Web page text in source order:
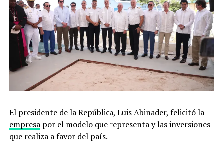
El presidente de la República, Luis Abinader, felicitó la
empresapor el modelo que representa y las inversiones
que realiza a favor del país.